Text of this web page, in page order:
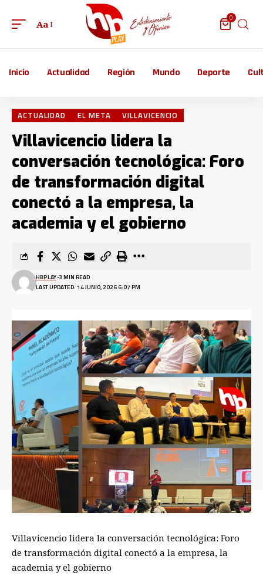
Aa
0
Inicio Actualidad Región Mundo Deporte
ACTUALIDAD EL META VILLAVICENCIO
Villavicencio lidera la
conversación tecnológica: Foro
de transformación digital
conectó a la empresa, la
academia y el gobierno
LAST UPDATED: 14 JUNIO, 2026 6:07 PM
HBPLAY 3 MIN READ
Villavicencio lidera la conversación tecnológica: Foro
de transformación digital conectó a la empresa, la
academia y el gobierno